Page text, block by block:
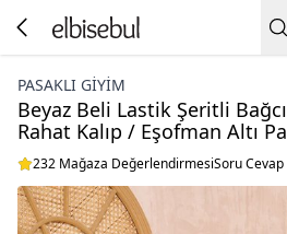
PASAKLI GIYIM
Beyaz Beli Lastik Şeritli
Rahat Kalıp / Eşofman Altı
232 Mağaza DeğerlendirmesiSoru Cevap